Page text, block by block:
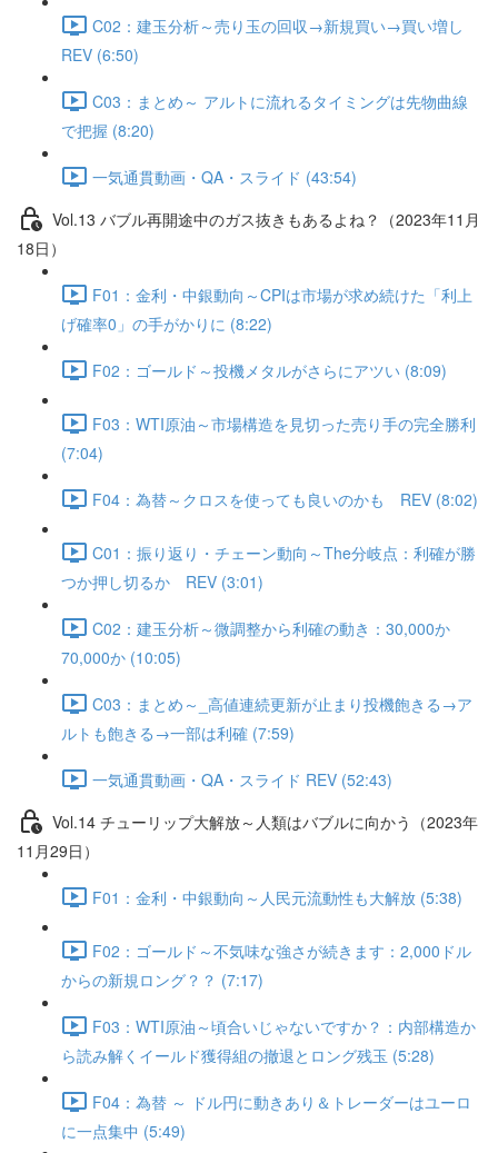
C02：建玉分析～売り玉の回収→新規買い→買い増し
REV (6:50)
C03：まとめ～ アルトに流れるタイミングは先物曲線
で把握 (8:20)
一気通貫動画・QA・スライド (43:54)
Vol.13 バブル再開途中のガス抜きもあるよね？（2023年11月
18日）
F01：金利・中銀動向～CPIは市場が求め続けた「利上
げ確率0」の手がかりに (8:22)
F02：ゴールド～投機メタルがさらにアツい (8:09)
F03：WTI原油～市場構造を見切った売り手の完全勝利
(7:04)
F04：為替～クロスを使っても良いのかも REV (8:02)
C01：振り返り・チェーン動向～The分岐点：利確が勝
つか押し切るか REV (3:01)
C02：建玉分析～微調整から利確の動き：30,000か
70,000か (10:05)
C03：まとめ～_高値連続更新が止まり投機飽きる→ア
ルトも飽きる→一部は利確 (7:59)
一気通貫動画・QA・スライド REV (52:43)
Vol.14 チューリップ大解放～人類はバブルに向かう（2023年
11月29日）
F01：金利・中銀動向～人民元流動性も大解放 (5:38)
F02：ゴールド～不気味な強さが続きます：2,000ドル
からの新規ロング？？ (7:17)
F03：WTI原油～頃合いじゃないですか？：内部構造か
ら読み解くイールド獲得組の撤退とロング残玉 (5:28)
F04：為替 ～ ドル円に動きあり＆トレーダーはユーロ
に一点集中 (5:49)